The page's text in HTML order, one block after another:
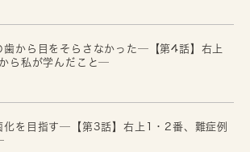
歯から目をそらさなかった─【第4話】右上
ら私が学んだこと─
化を目指す─【第3話】右上1・2番、難症例